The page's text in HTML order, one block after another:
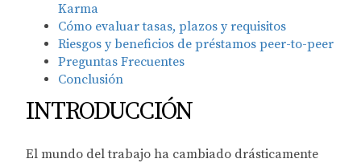
Karma
Cómo evaluar tasas, plazos y requisitos
Riesgos y beneficios de préstamos peer-to-peer
Preguntas Frecuentes
Conclusión
INTRODUCCIÓN
El mundo del trabajo ha cambiado drásticamente